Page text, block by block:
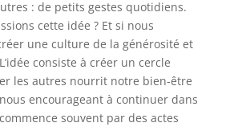
cette idée ? Et si nous
une culture de la générosité et
consiste à créer un cercle
les autres nourrit notre bien-être
encourageant à continuer dans
souvent par des actes